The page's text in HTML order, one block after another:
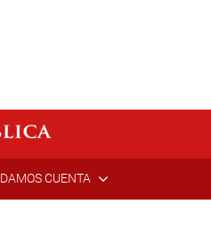
DAMOS CUENTA